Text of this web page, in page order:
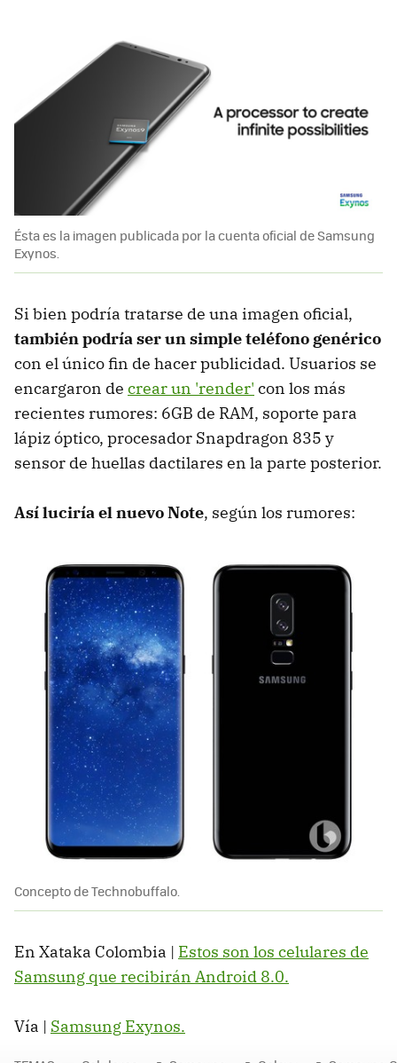
Ésta es la imagen publicada por la cuenta oficial de Samsung
Exynos.
Si bien podría tratarse de una imagen oficial,
también podría ser un simple teléfono genérico
con el único fin de hacer publicidad. Usuarios se
encargaron de crear un 'render' con los más
recientes rumores: 6GB de RAM, soporte para
lápiz óptico, procesador Snapdragon 835 y
sensor de huellas dactilares en la parte posterior.
Así luciría el nuevo Note, según los rumores:
Concepto de Technobuffalo.
En Xataka Colombia | Estos son los celulares de
Samsung que recibirán Android 8.0.
Vía | Samsung Exynos.